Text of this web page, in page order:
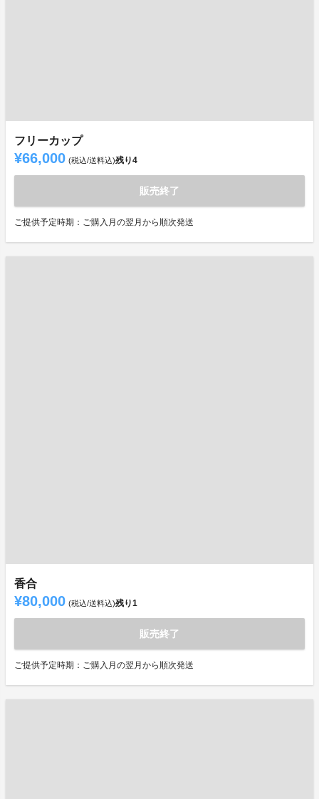
フリーカップ
¥66,000 (税込/送料込)残り4
販売終了
ご提供予定時期：ご購入月の翌月から順次発送
香合
¥80,000 (税込/送料込)残り1
販売終了
ご提供予定時期：ご購入月の翌月から順次発送